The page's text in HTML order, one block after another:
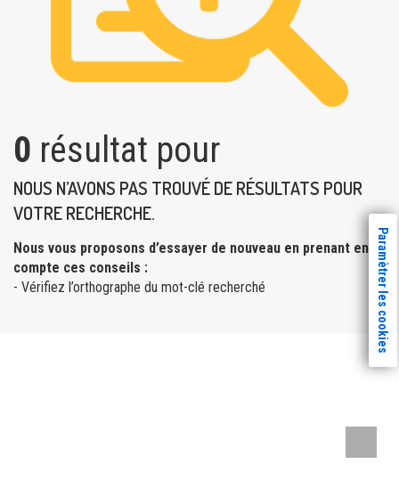
0 résultat pour
NOUS N’AVONS PAS TROUVÉ DE RÉSULTATS POUR
VOTRE RECHERCHE.
Nous vous proposons d’essayer de nouveau en prenant en
compte ces conseils :
- Vérifiez l’orthographe du mot-clé recherché
Paramètrer les cookies